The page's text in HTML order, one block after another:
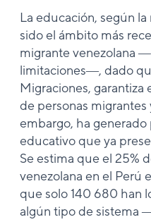
La educación, según
sido el ámbito más
migrante venezolana
limitaciones―, dado
Migraciones, garantiza
de personas migrantes
embargo, ha generado
educativo que ya
Se estima que el 25%
venezolana en el Perú
que solo 140 680 han
algún tipo de sistema